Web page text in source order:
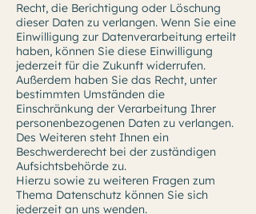
Recht, die Berichtigung oder Löschung
dieser Daten zu verlangen. Wenn Sie eine
Einwilligung zur Datenverarbeitung erteilt
haben, können Sie diese Einwilligung
jederzeit für die Zukunft widerrufen.
Außerdem haben Sie das Recht, unter
bestimmten Umständen die
Einschränkung der Verarbeitung Ihrer
personenbezogenen Daten zu verlangen.
Des Weiteren steht Ihnen ein
Beschwerderecht bei der zuständigen
Aufsichtsbehörde zu.
Hierzu sowie zu weiteren Fragen zum
Thema Datenschutz können Sie sich
jederzeit an uns wenden.